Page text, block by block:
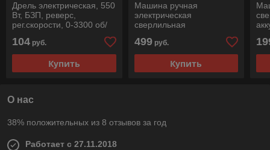
Дрель электрическая, 550
Вт, БЗП, реверс,
рег.скорости, 0-3300 об/
104 руб.
Купить
Машина ручная
электрическая
сверлильная
аккумуляторная ударная,
18В. Li-ion АПИ, (кейс, 2
аккум 2,0Ач., ЗУ)
499руб.
Купить
О нас
38% положительных из 8 отзывов за год
Работает с 27.11.2018